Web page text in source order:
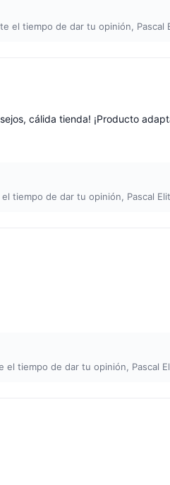
el tiempo de dar tu opinión, Pascal
cálida tienda! ¡Producto
tiempo de dar tu opinión, Pascal
el tiempo de dar tu opinión, Pascal